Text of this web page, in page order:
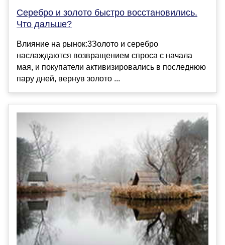
Серебро и золото быстро восстановились.
Что дальше?
Влияние на рынок:3Золото и серебро
наслаждаются возвращением спроса с начала
мая, и покупатели активизировались в последнюю
пару дней, вернув золото ...